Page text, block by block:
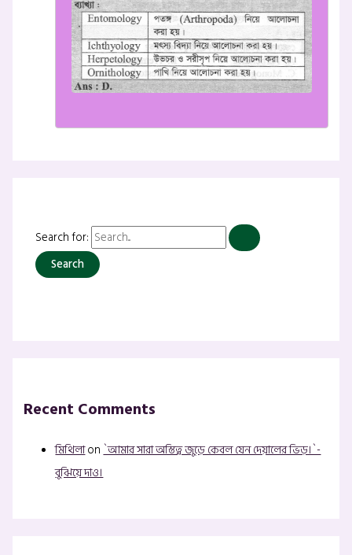
Search for:
Recent Comments
মিথিলাon`আমার সারা অস্তিত্ব জুড়ে কেবল যেন দেয়ালের ভিড়।`-
বুঝিয়ে দাও।